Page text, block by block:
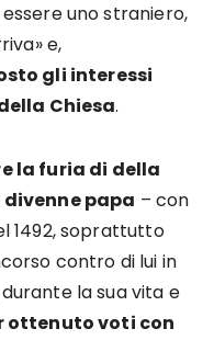
uno straniero,
e,
gli interessi
Chiesa.
la furia di della
papa – con
1492, soprattutto
contro di lui in
la sua vita e
ottenuto voti con